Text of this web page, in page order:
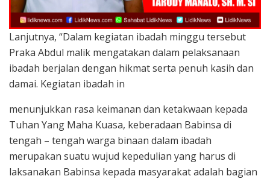
Lanjutnya, “Dalam kegiatan ibadah minggu tersebut
Praka Abdul malik mengatakan dalam pelaksanaan
ibadah berjalan dengan hikmat serta penuh kasih dan
damai. Kegiatan ibadah in
menunjukkan rasa keimanan dan ketakwaan kepada
Tuhan Yang Maha Kuasa, keberadaan Babinsa di
tengah – tengah warga binaan dalam ibadah
merupakan suatu wujud kepedulian yang harus di
laksanakan Babinsa kepada masyarakat adalah bagian